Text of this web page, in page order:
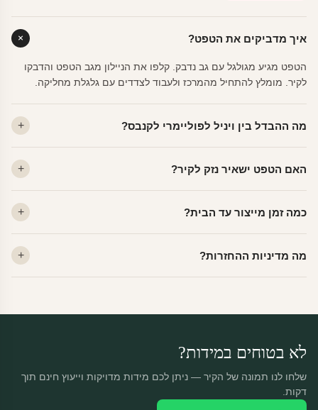
איך מדביקים את הטפט?
הטפט מגיע מגולגל עם גב נדבק. קלפו את הניילון מגב הטפט והדבקו
לקיר. מומלץ להתחיל מהמרכז ולעבוד לצדדים עם גלגלת מחליקה.
מה ההבדל בין ויניל לפוליימרי לקנבס?
פרמיום. קנבס — בד אמנותי יוקרתי, מט.
האם הטפט ישאיר נזק לקיר?
מתאים לקיר מטויח, גבס, קרמיקה וזכוכית.
כמה זמן מייצור עד הבית?
יוצאות באותו יום.
מה מדיניות ההחזרות?
לא בטוחים במידות?
שלחו לנו תמונה של הקיר — ניתן לכם מידות מדויקות וייעוץ חינם תוך
דקות.